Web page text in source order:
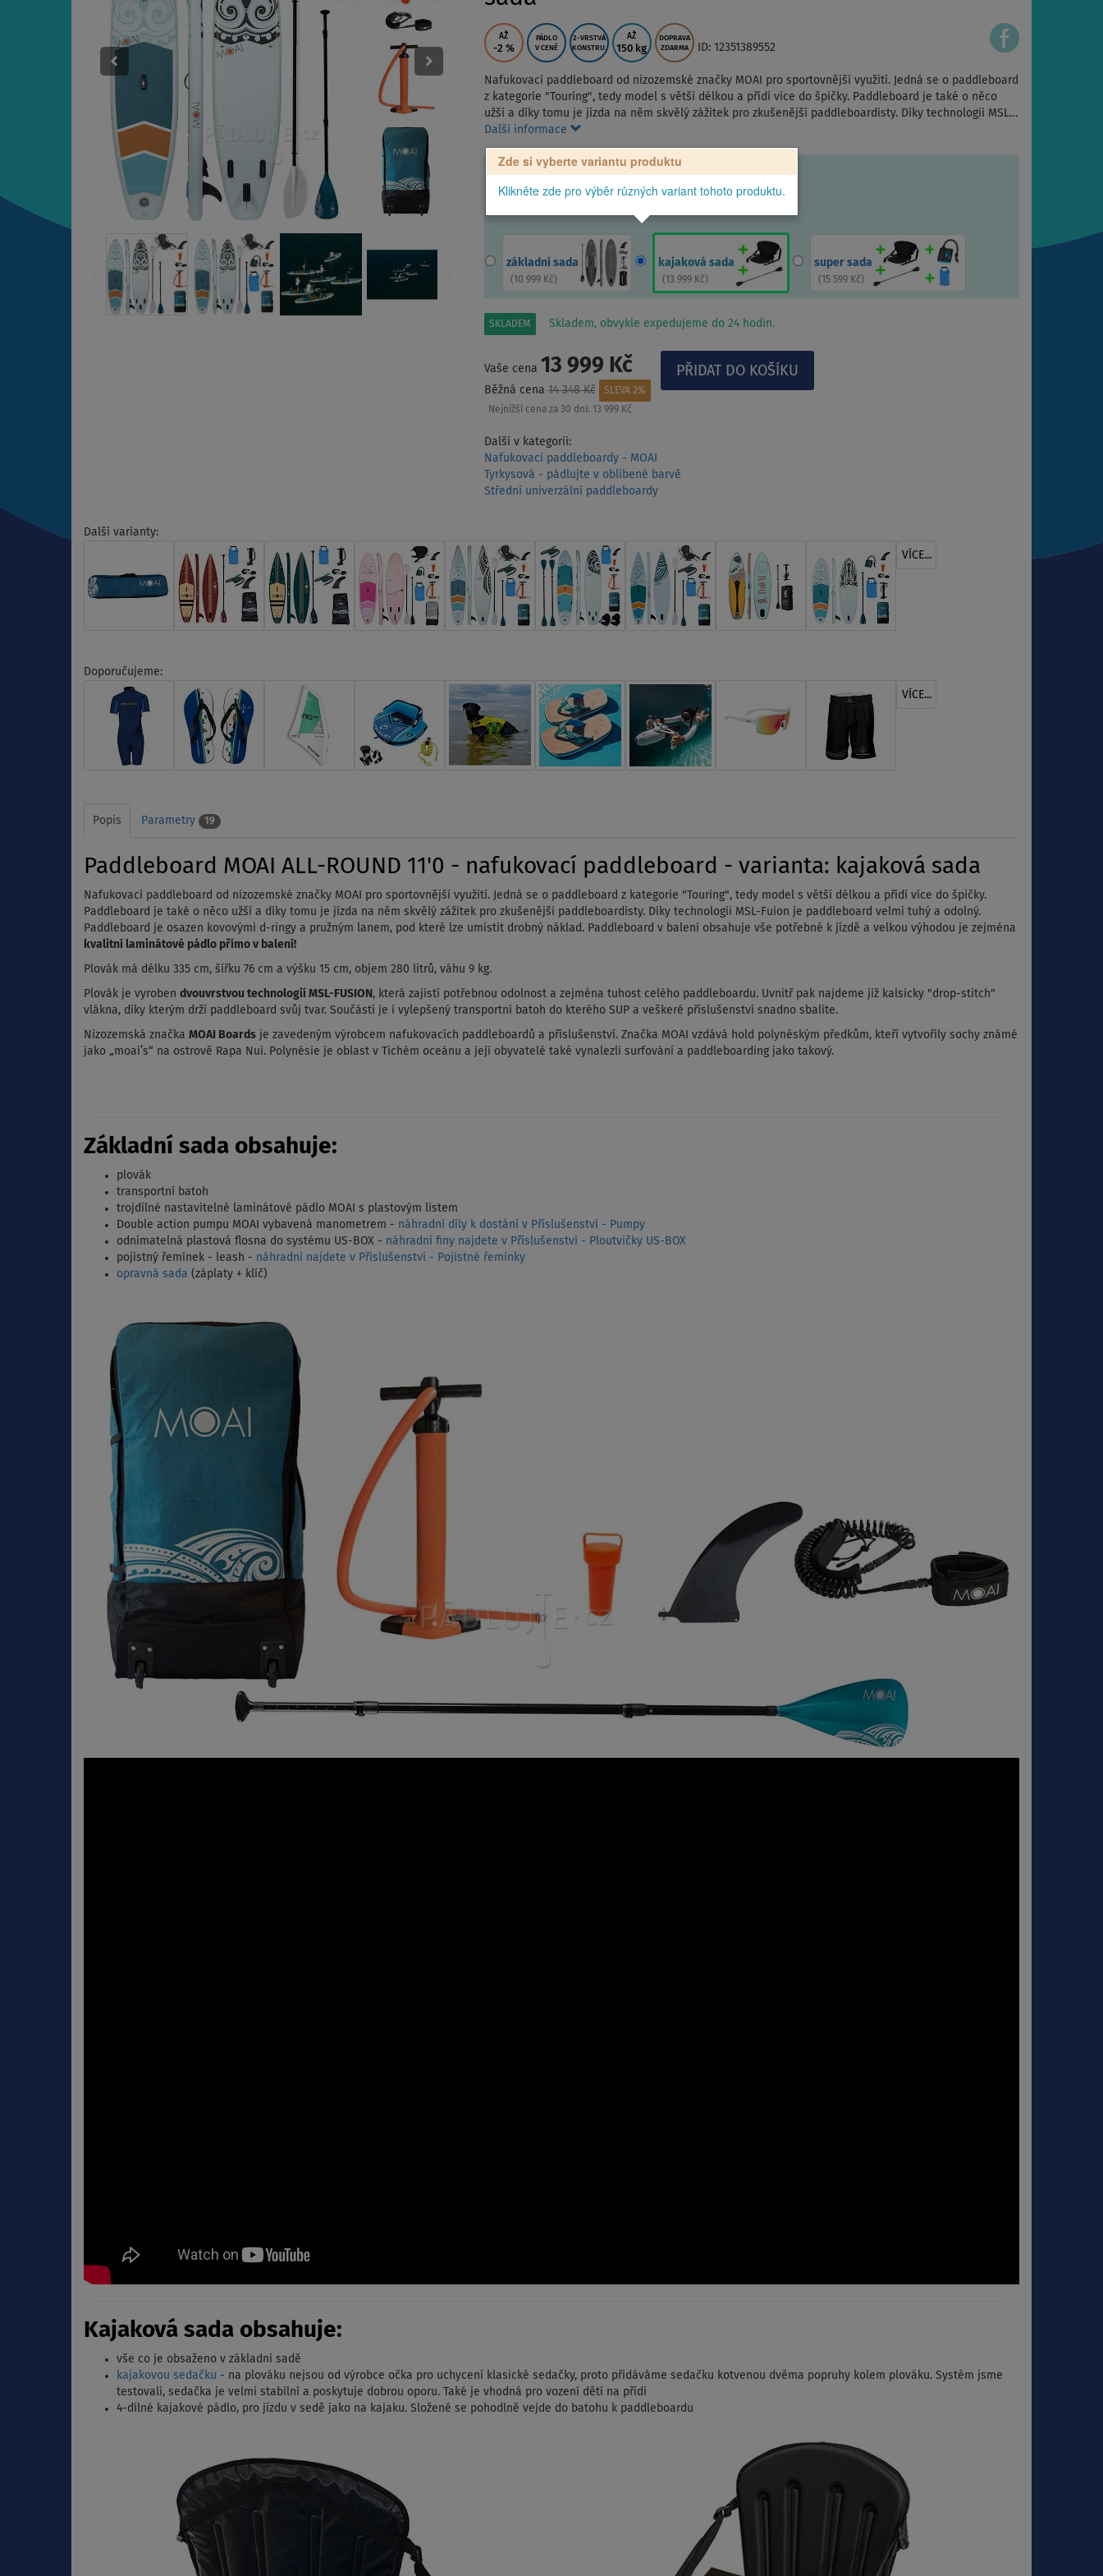
AŽ
-2 %
PÁDLO
V CENĚ
2-VRSTVÁ
KONSTRU.
AŽ
150 kg
DOPRAVA
ZDARMA
ID: 12351389552
Nafukovací paddleboard od nizozemské značky MOAI pro sportovnější využití. Jedná se o paddleboard
z kategorie "Touring", tedy model s větší délkou a přídí více do špičky. Paddleboard je také o něco
užší a díky tomu je jízda na něm skvělý zážitek pro zkušenější paddleboardisty. Díky technologii MSL…
Další informace
Zde si vyberte variantu produktu
Klikněte zde pro výběr různých variant tohoto produktu.
základní sada
( 10 999 Kč)
kajaková sada
( 13 999 Kč)
super sada
( 15 599 Kč)
SKLADEM Skladem, obvykle expedujeme do 24 hodin.
Vaše cena 13 999 Kč
Běžná cena14 348 Kč
SLEVA 2%
Nejnižší cena za 30 dní:
13 999 Kč
Další v kategorii:
Nafukovací paddleboardy - MOAI
Tyrkysová - pádlujte v oblíbené barvě
Střední univerzální paddleboardy
Další varianty:
VÍCE...
Doporučujeme:
VÍCE...
Popis Parametry 19
Paddleboard MOAI ALL-ROUND 11'0 - nafukovací paddleboard - varianta: kajaková sada
Nafukovací paddleboard od nizozemské značky MOAI pro sportovnější využití. Jedná se o paddleboard z kategorie "Touring", tedy model s větší délkou a přídí více do špičky.
Paddleboard je také o něco užší a díky tomu je jízda na něm skvělý zážitek pro zkušenější paddleboardisty. Díky technologii MSL-Fuion je paddleboard velmi tuhý a odolný.
Paddleboard je osazen kovovými d-ringy a pružným lanem, pod které lze umístit drobný náklad. Paddleboard v balení obsahuje vše potřebné k jízdě a velkou výhodou je zejména
kvalitní laminátové pádlo přímo v balení!
Plovák má délku 335 cm, šířku 76 cm a výšku 15 cm, objem 280 litrů, váhu 9 kg.
Plovák je vyroben dvouvrstvou technologií MSL-FUSION , která zajistí potřebnou odolnost a zejména tuhost celého paddleboardu. Uvnitř pak najdeme již kalsicky "drop-stitch"
vlákna, díky kterým drží paddleboard svůj tvar. Součástí je i vylepšený transportní batoh do kterého SUP a veškeré příslušenství snadno sbalíte.
Nizozemská značka MOAI Boards je zavedeným výrobcem nafukovacích paddleboardů a příslušenství. Značka MOAI vzdává hold polynéským předkům, kteří vytvořily sochy známé
jako „moai’s“ na ostrově Rapa Nui. Polynésie je oblast v Tichém oceánu a její obyvatelé také vynalezli surfování a paddleboarding jako takový.
Základní sada obsahuje:
plovák
transportní batoh
trojdílné nastavitelné laminátové pádlo MOAI s plastovým listem
Double action pumpu MOAI vybavená manometrem - náhradní díly k dostání v Příslušenství - Pumpy
odnímatelná plastová flosna do systému US-BOX - náhradní finy najdete v Příslušenství - Ploutvičky US-BOX
pojistný řemínek - leash - náhradní najdete v Příslušenství - Pojistné řemínky
opravná sada (záplaty + klíč)
Kajaková sada obsahuje:
vše co je obsaženo v základní sadě
kajakovou sedačku - na plováku nejsou od výrobce očka pro uchycení klasické sedačky, proto přidáváme sedačku kotvenou dvěma popruhy kolem plováku. Systém jsme
testovali, sedačka je velmi stabilní a poskytuje dobrou oporu. Také je vhodná pro vození dětí na přídi
4-dílné kajakové pádlo, pro jízdu v sedě jako na kajaku. Složené se pohodlně vejde do batohu k paddleboardu